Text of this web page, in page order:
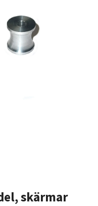
skärmar